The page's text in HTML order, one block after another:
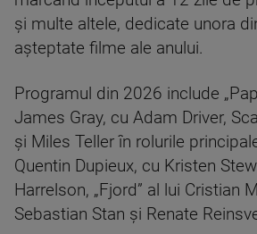
și multe altele, dedicate unora
așteptate filme ale anului.
Programul din 2026 include
James Gray, cu Adam Driver,
și Miles Teller în rolurile
Quentin Dupieux, cu Kristen
Harrelson, „Fjord” al lui Cristian
Sebastian Stan și Renate